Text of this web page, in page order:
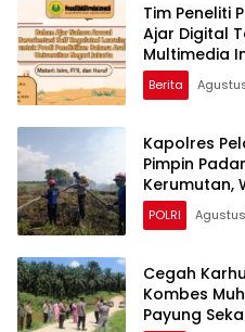
Tim Peneliti
Ajar Digital
Multimedia
Pemula
Berita
Kapolres
Pimpin
Kerumutan,
POLRI
Cegah
Kombes
Payung